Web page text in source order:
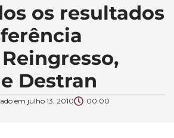
os resultados
Destran
em julho 13, 2010 00:00